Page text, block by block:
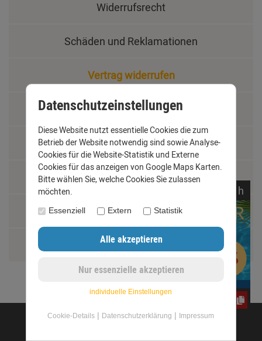
Widerrufsrecht
Schäden und Reklamationen
Vertrag widerrufen
Materialkunde
Fachbegriffe
Jobs
Montage und Installationshilfen
Größentabelle
©opyright 2020 - www.dachrinnen-shop.de
h
Datenschutzeinstellungen
Diese Website nutzt essentielle Cookies die zum
Betrieb der Website notwendig sind sowie Analyse-
Cookies für die Website-Statistik und Externe
Cookies für das anzeigen von Google Maps Karten.
Bitte wählen Sie, welche Cookies Sie zulassen
möchten.
Essenziell Extern Statistik
individuelle Einstellungen
Cookie-Details | Datenschutzerklärung | Impressum